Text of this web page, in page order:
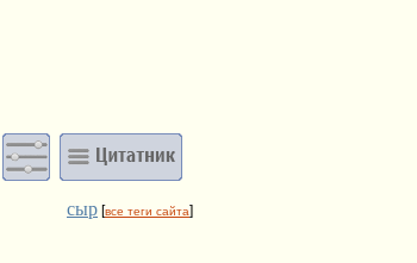
сыр [все теги сайта]